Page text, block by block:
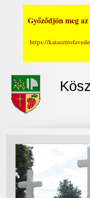
Győződjön meg
https://